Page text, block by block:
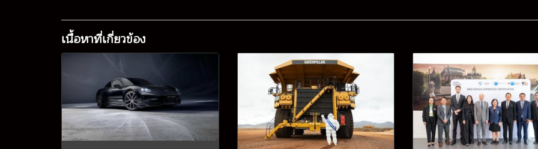
เนื้อหาที่เกี่ยวข้อง